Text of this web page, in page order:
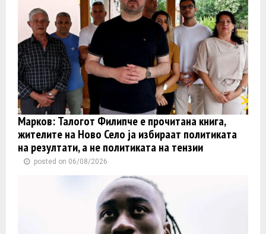
Марков: Талогот Филипче е прочитана книга,
жителите на Ново Село ја избираат политиката
на резултати, а не политиката на тензии
posted on 06/08/2026